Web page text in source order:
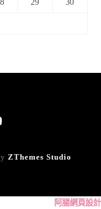
29 30
ZThemes Studio
阿腸網頁設計